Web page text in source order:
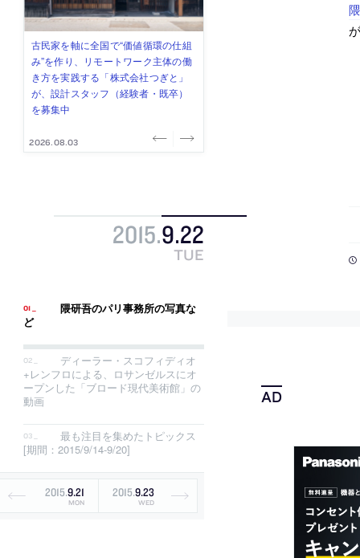
古民家を軸に全国で“価値循環の仕組
み”を作り、リモートワーク主体の働
き方を実践する「株式会社つぎと」
が、設計スタッフ（経験者・既卒）
を募集中
2026.08.03
リノベる株式会社が、設計パートナ
ー (業務委託) を募集中
2026.08.03
社会への影響力のある建築を手掛
け、スタッフ同士で助け合う環境づ
くりも行う「E.A.S.T.architects」
が、設計スタッフ（経験者・既卒・
2027年新卒）を募集中
2026.07.31
代官山を拠点に活動する「梅澤竜也 /
ALA INC.」が、設計スタッフ・アル
バイト・事務職を募集中
2026.07.30
住宅や共同住宅などを手掛け、“合理
的でシンプルなデザイン”を志向する
「PANDA：山本浩三建築設計事務
所」が、設計スタッフ（経験者・既
卒・2027年新卒）を募集中
2026.07.29
2015.9.22
TUE
隈研吾のパリ事務所の写真な
ど
ディーラー・スコフィディオ
+レンフロによる、ロサンゼルスにオ
ープンした「ブロード現代美術館」の
動画
最も注目を集めたトピックス
[期間：2015/9/14-9/20]
2015.9.21
MON
2015.9.23
WED